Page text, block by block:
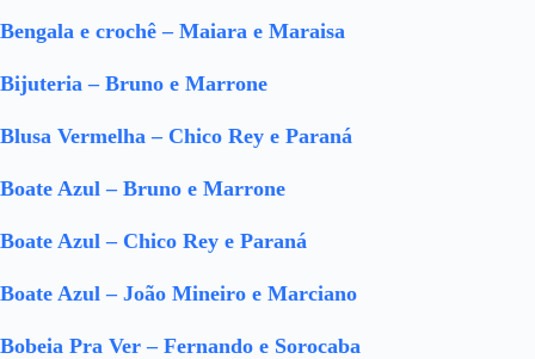
Bengala e crochê – Maiara e Maraisa
Bijuteria – Bruno e Marrone
Blusa Vermelha – Chico Rey e Paraná
Boate Azul – Bruno e Marrone
Boate Azul – Chico Rey e Paraná
Boate Azul – João Mineiro e Marciano
Bobeia Pra Ver – Fernando e Sorocaba